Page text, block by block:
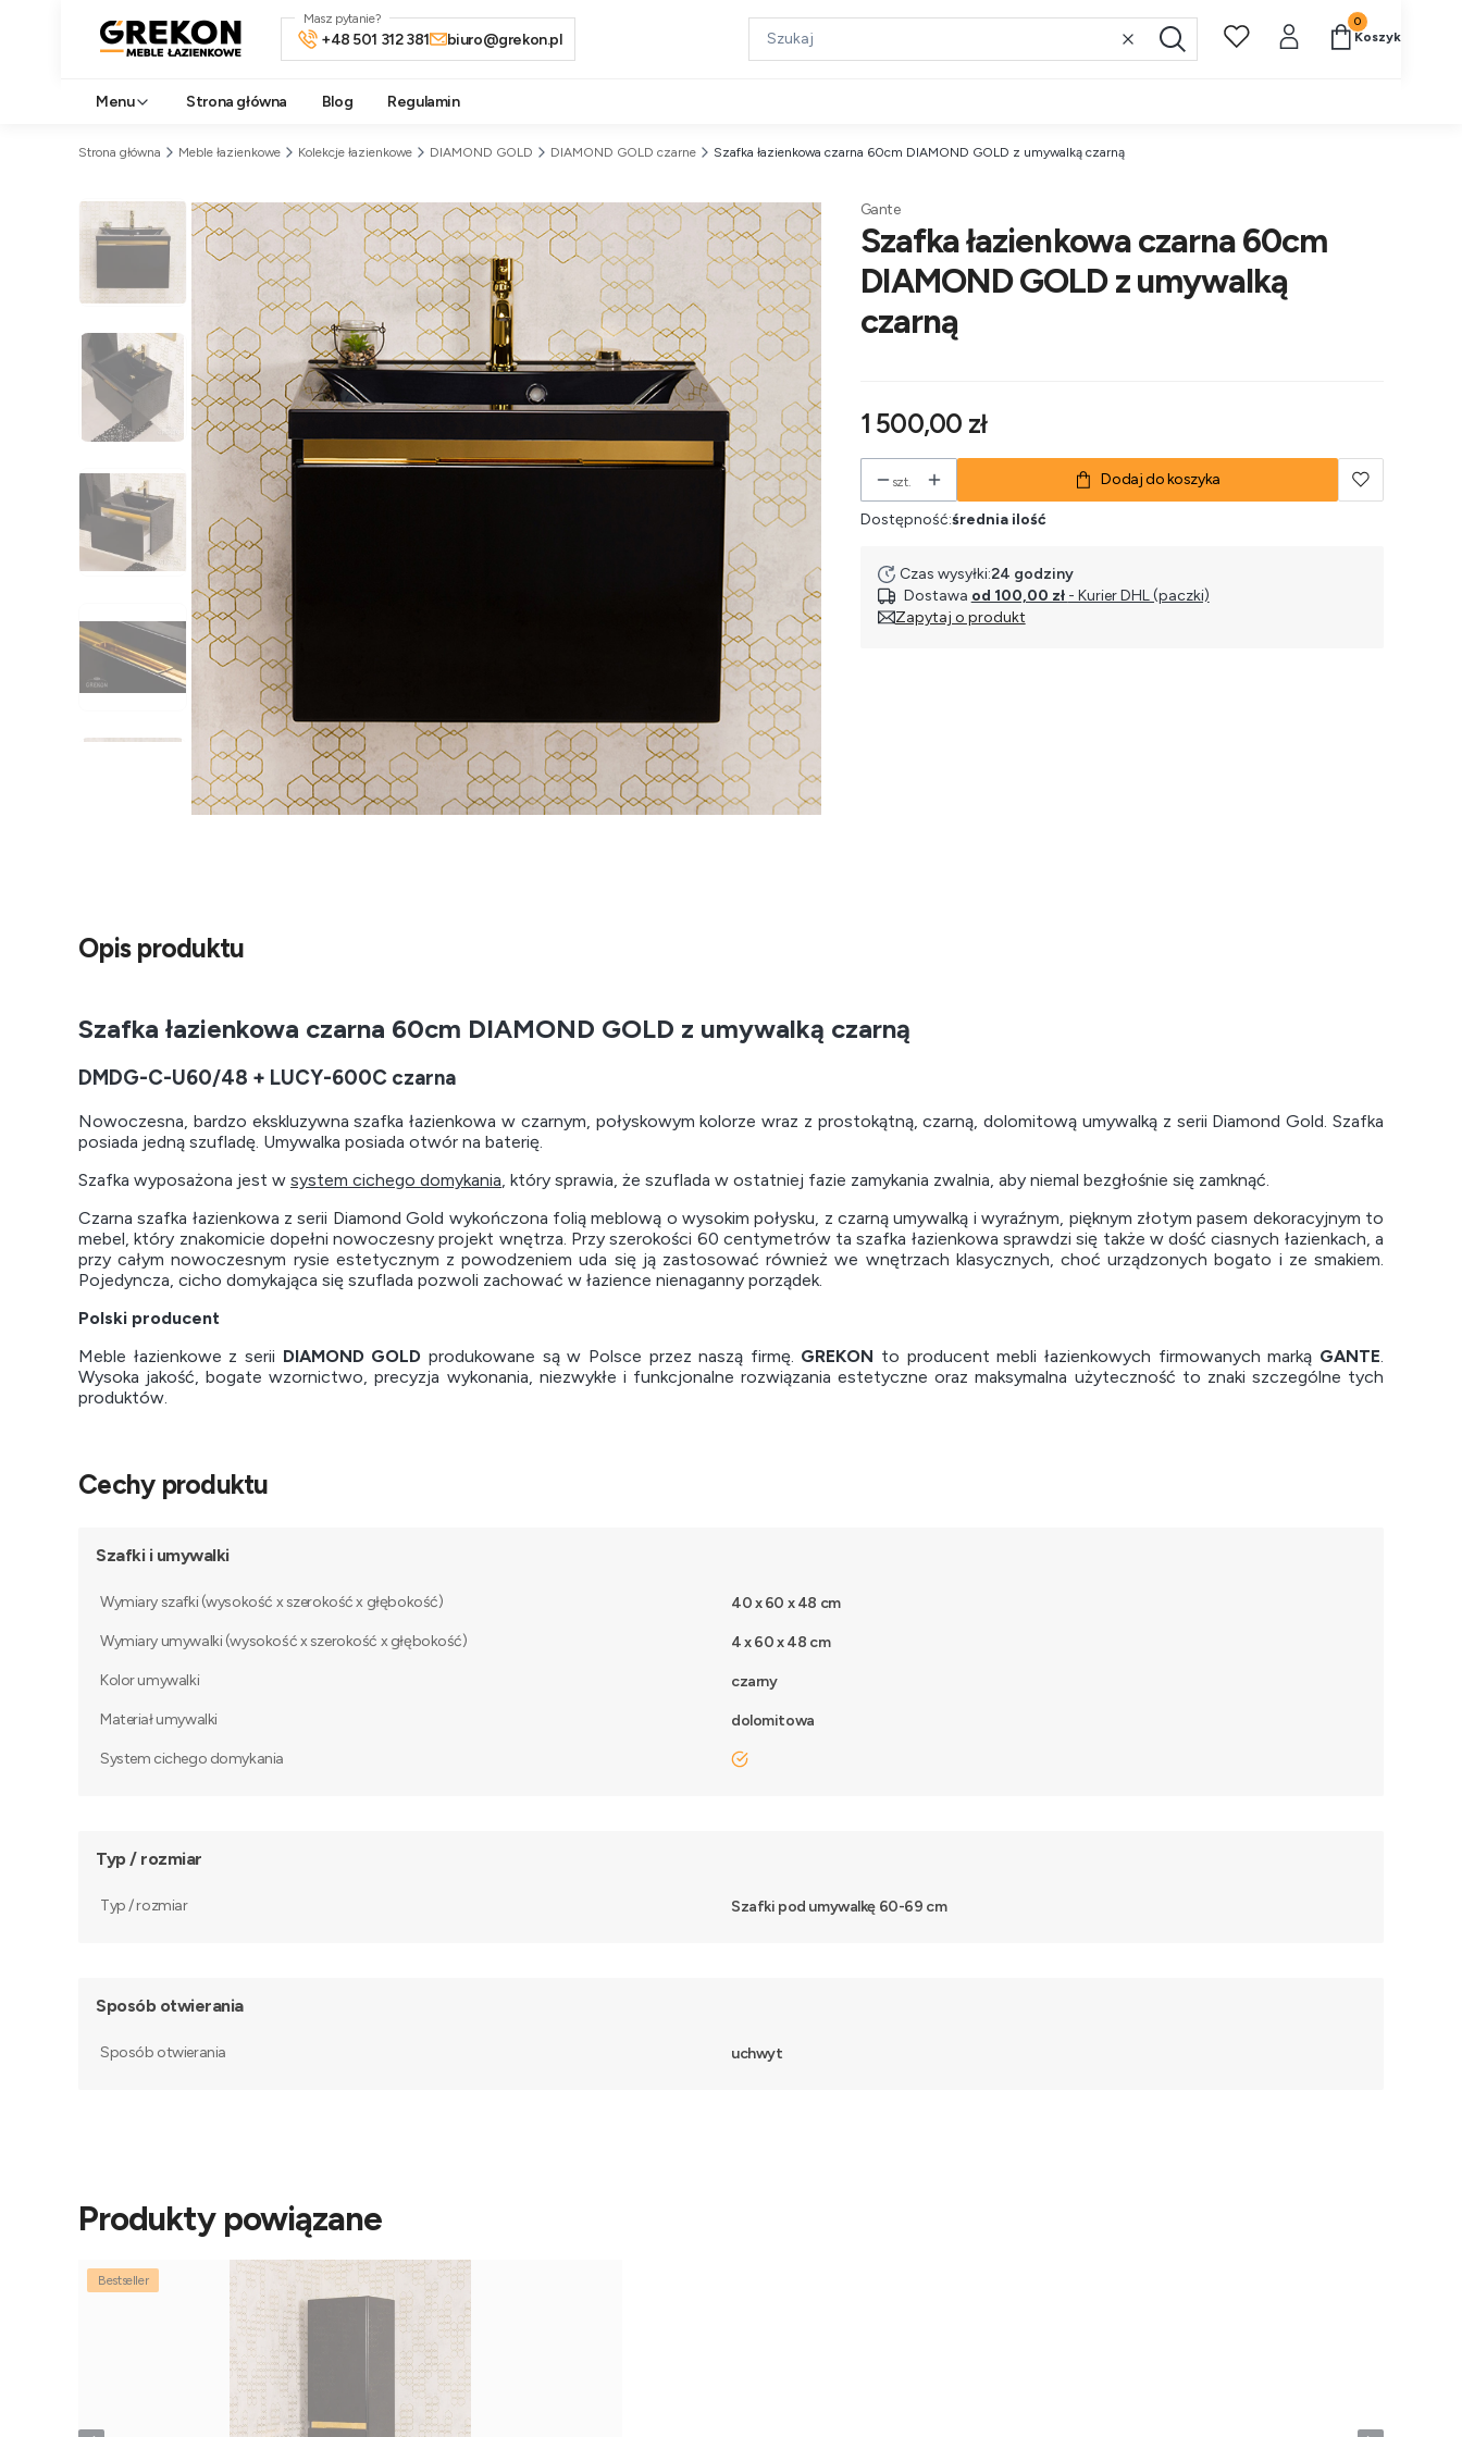
Masz pytanie?
+48 501 312 381 biuro@grekon.pl WyczyśćSzukaj
Produkty w
Koszyk
Menu Strona główna Blog Regulamin
Strona główna Meble łazienkowe Kolekcje łazienkowe DIAMOND GOLD DIAMOND GOLD czarne Szafka łazienkowa czarna 60cm DIAMOND GOLD z umywalką czarną
Gante
Szafka łazienkowa czarna 60cm
DIAMOND GOLD z umywalką
czarną
Cena
1 500,00 zł
szt. Dodaj do koszyka
Dostępność:średnia ilość
Czas wysyłki:24 godziny
Dostawa od 100,00 zł - Kurier DHL (paczki)
Zapytaj o produkt
Opis produktu
Szafka łazienkowa czarna 60cm DIAMOND GOLD z umywalką czarną
DMDG-C-U60/48 + LUCY-600C czarna
Nowoczesna, bardzo ekskluzywna szafka łazienkowa w czarnym, połyskowym kolorze wraz z prostokątną, czarną, dolomitową umywalką z serii Diamond Gold. Szafka
posiada jedną szufladę. Umywalka posiada otwór na baterię.
Szafka wyposażona jest w system cichego domykania, który sprawia, że szuflada w ostatniej fazie zamykania zwalnia, aby niemal bezgłośnie się zamknąć.
Czarna szafka łazienkowa z serii Diamond Gold wykończona folią meblową o wysokim połysku, z czarną umywalką i wyraźnym, pięknym złotym pasem dekoracyjnym to
mebel, który znakomicie dopełni nowoczesny projekt wnętrza. Przy szerokości 60 centymetrów ta szafka łazienkowa sprawdzi się także w dość ciasnych łazienkach, a
przy całym nowoczesnym rysie estetycznym z powodzeniem uda się ją zastosować również we wnętrzach klasycznych, choć urządzonych bogato i ze smakiem.
Pojedyncza, cicho domykająca się szuflada pozwoli zachować w łazience nienaganny porządek.
Polski producent
Meble łazienkowe z serii DIAMOND GOLD produkowane są w Polsce przez naszą firmę. GREKON to producent mebli łazienkowych firmowanych marką GANTE.
Wysoka jakość, bogate wzornictwo, precyzja wykonania, niezwykłe i funkcjonalne rozwiązania estetyczne oraz maksymalna użyteczność to znaki szczególne tych
produktów.
Cechy produktu
Szafki i umywalki
Wymiary szafki (wysokość x szerokość x głębokość) 40 x 60 x 48 cm
Wymiary umywalki (wysokość x szerokość x głębokość) 4 x 60 x 48 cm
Kolor umywalki czarny
Materiał umywalki dolomitowa
System cichego domykania tak
Typ / rozmiar
Typ / rozmiar Szafki pod umywalkę 60-69 cm
Sposób otwierania
Sposób otwierania uchwyt
Produkty powiązane
Bestseller